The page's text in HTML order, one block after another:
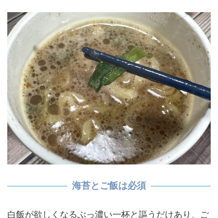
海苔とご飯は必須
白飯が欲しくなるぶっ濃い一杯と謳うだけあり、ご